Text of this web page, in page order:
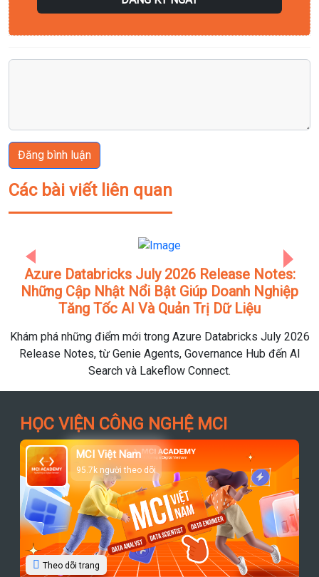
Đăng bình luận
Các bài viết liên quan
Azure Databricks July 2026 Release Notes:
Những Cập Nhật Nổi Bật Giúp Doanh Nghiệp
Tăng Tốc AI Và Quản Trị Dữ Liệu
Khám phá những điểm mới trong Azure Databricks July 2026
Release Notes, từ Genie Agents, Governance Hub đến AI
Search và Lakeflow Connect.
Previous
HỌC VIỆN CÔNG NGHỆ MCI
MCI Việt Nam
95.7k người theo dõi
Theo dõi trang